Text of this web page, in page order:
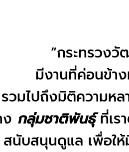
“กระทรวง
มีงานที่ค่อนข้า
รวมไปถึงมิติความห
กลุ่มชาติพันธุ์ที่เร
สนับสนุนดูแล เพื่อให้